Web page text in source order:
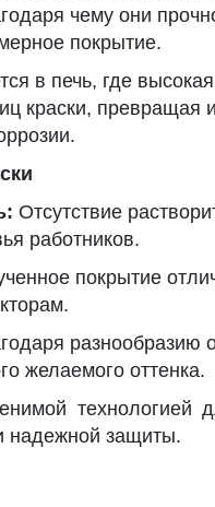
чему они
покрытие.
в печь, где
краски, превращая
Отсутствие
работников.
покрытие
разнообразию
желаемого оттенка.
технологией
надежной защиты.